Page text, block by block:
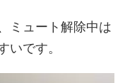
ミュート解除中は
いです。